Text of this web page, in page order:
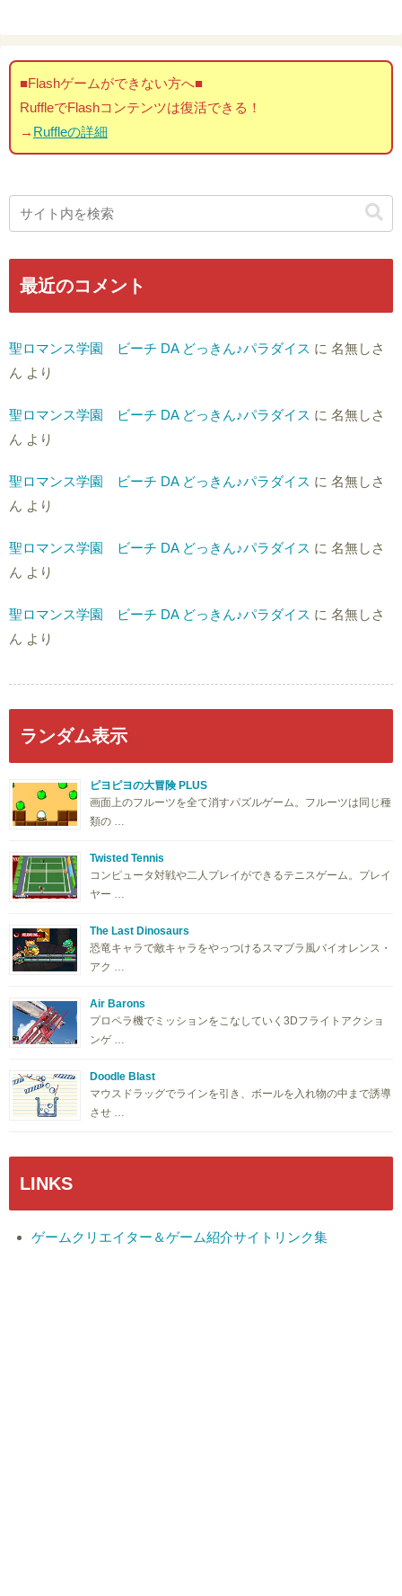
■Flashゲームができない方へ■
RuffleでFlashコンテンツは復活できる！
→ Ruffleの詳細
最近のコメント
聖ロマンス学園 ビーチ DA どっきん♪パラダイス に 名無しさ
ん より
聖ロマンス学園 ビーチ DA どっきん♪パラダイス に 名無しさ
ん より
聖ロマンス学園 ビーチ DA どっきん♪パラダイス に 名無しさ
ん より
聖ロマンス学園 ビーチ DA どっきん♪パラダイス に 名無しさ
ん より
聖ロマンス学園 ビーチ DA どっきん♪パラダイス に 名無しさ
ん より
ランダム表示
ピヨピヨの大冒険 PLUS
画面上のフルーツを全て消すパズルゲーム。フルーツは同じ種
類の …
Twisted Tennis
コンピュータ対戦や二人プレイができるテニスゲーム。プレイ
ヤー …
The Last Dinosaurs
恐竜キャラで敵キャラをやっつけるスマブラ風バイオレンス・
アク …
Air Barons
プロペラ機でミッションをこなしていく3Dフライトアクショ
ンゲ …
Doodle Blast
マウスドラッグでラインを引き、ボールを入れ物の中まで誘導
させ …
LINKS
ゲームクリエイター＆ゲーム紹介サイトリンク集